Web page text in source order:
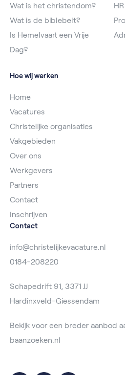
Wat is het christendom?
Wat is de biblebelt?
Is Hemelvaart een Vrije
Dag?
Hoe wij werken
Home
Vacatures
Christelijke organisaties
Vakgebieden
Over ons
Werkgevers
Partners
Contact
Inschrijven
Contact
info@christelijkevacature.nl
0184-208220
Schapedrift 91, 3371 JJ
Hardinxveld-Giessendam
Bekijk voor een breder aanbod
baanzoeken.nl